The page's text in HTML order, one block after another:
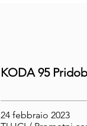
KODA 95
24 febbraio 2023